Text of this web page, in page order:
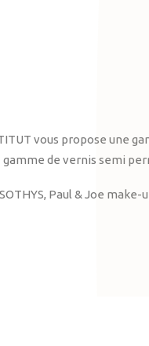
vous propose une
gamme de vernis semi
Paul & Joe